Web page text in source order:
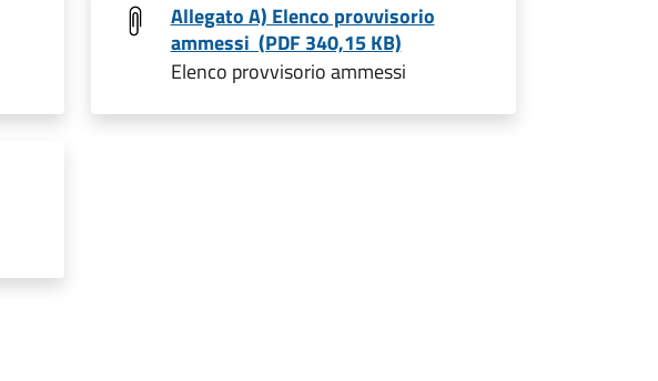
Allegato A) Elenco provvisorio
ammessi (PDF 340,15 KB)
Elenco provvisorio ammessi